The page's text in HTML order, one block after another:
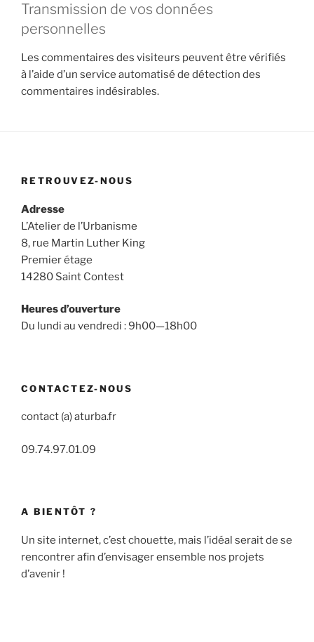
Transmission de vos données
personnelles
Les commentaires des visiteurs peuvent être vérifiés
à l’aide d’un service automatisé de détection des
commentaires indésirables.
RETROUVEZ-NOUS
Adresse
L’Atelier de l’Urbanisme
8, rue Martin Luther King
Premier étage
14280 Saint Contest
Heures d’ouverture
Du lundi au vendredi : 9h00—18h00
CONTACTEZ-NOUS
contact (a) aturba.fr
09.74.97.01.09
A BIENTÔT ?
Un site internet, c’est chouette, mais l’idéal serait de se
rencontrer afin d’envisager ensemble nos projets
d’avenir !